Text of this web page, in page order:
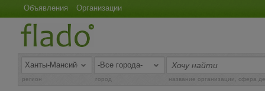
Объявления Организации
регион город название организации, сфера